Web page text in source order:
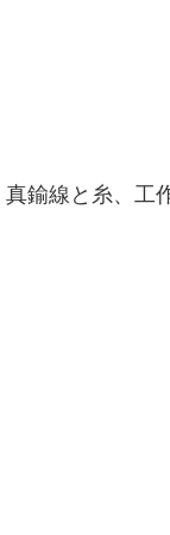
鍮線と糸、工